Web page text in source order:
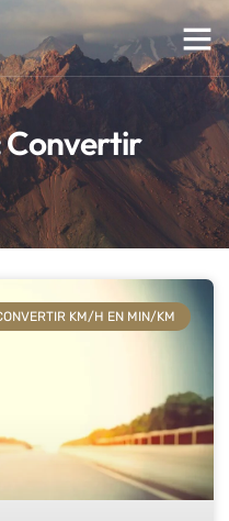
Convertir
KM/H EN MIN/KM